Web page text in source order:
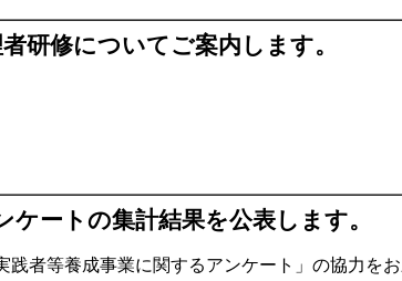
研修についてご案内します。
ートの集計結果を公表します。
者等養成事業に関するアンケート」の協力を